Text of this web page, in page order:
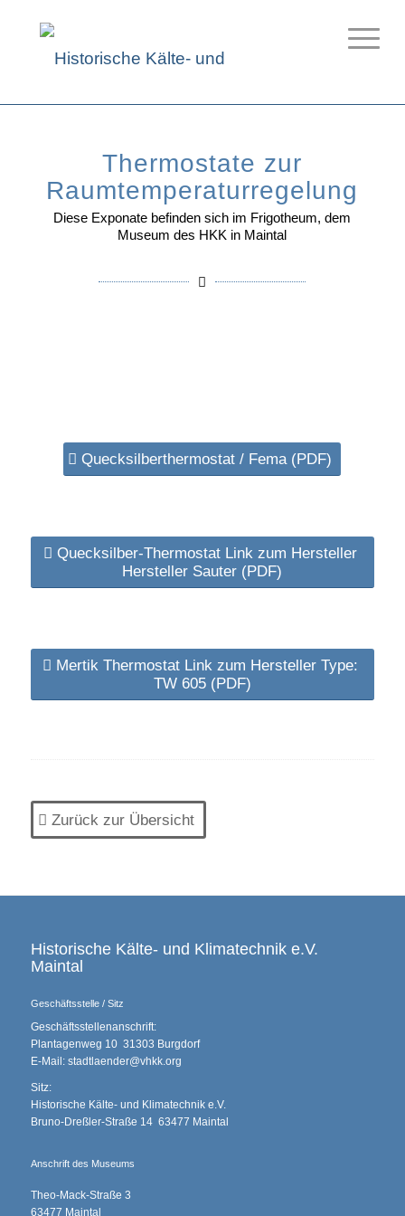
Thermostate zur
Raumtemperaturregelung
Diese Exponate befinden sich im Frigotheum, dem
Museum des HKK in Maintal
Quecksilberthermostat / Fema (PDF)
Quecksilber-Thermostat Link zum Hersteller
Hersteller Sauter (PDF)
Mertik Thermostat Link zum Hersteller Type:
TW 605 (PDF)
Zurück zur Übersicht
Historische Kälte- und Klimatechnik e.V.
Maintal
Geschäftsstelle / Sitz
Geschäftsstellenanschrift:
Plantagenweg 10 31303 Burgdorf
E-Mail: stadtlaender@vhkk.org
Sitz:
Historische Kälte- und Klimatechnik e.V.
Bruno-Dreßler-Straße 14 63477 Maintal
Anschrift des Museums
Theo-Mack-Straße 3
63477 Maintal